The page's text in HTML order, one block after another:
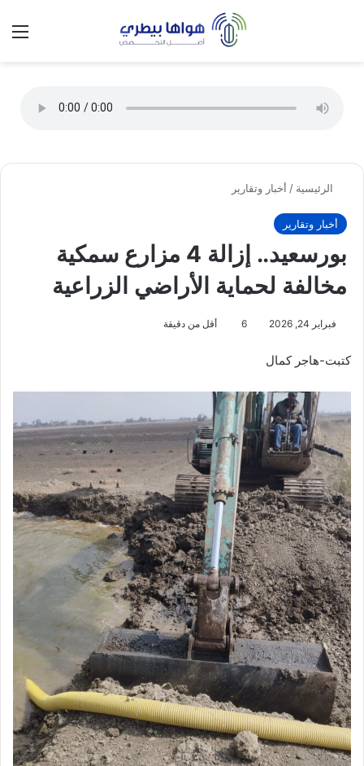
الوضع
الرئيسية / أخبار وتقارير
أخبار وتقارير
بورسعيد.. إزالة 4 مزارع سمكية
مخالفة لحماية الأراضي الزراعية
فبراير 24, 2026 6 أقل من دقيقة
كتبت-هاجر كمال